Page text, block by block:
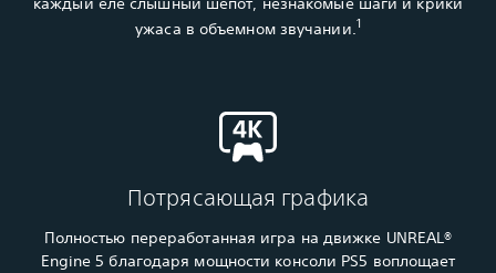
ужаса в объемном звучании. 1
Потрясающая графика
Полностью переработанная игра на движке UNREAL®
Engine 5 благодаря мощности консоли PS5 воплощает